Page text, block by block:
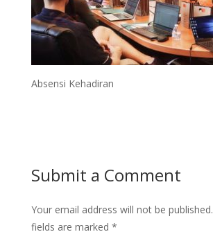
Absensi Kehadiran
Submit a Comment
Your email address will not be published.
fields are marked *